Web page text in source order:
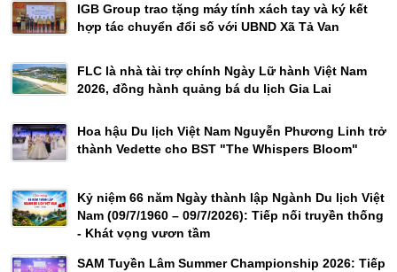
IGB Group trao tặng máy tính xách tay và ký kết
hợp tác chuyển đổi số với UBND Xã Tả Van
FLC là nhà tài trợ chính Ngày Lữ hành Việt Nam
2026, đồng hành quảng bá du lịch Gia Lai
Hoa hậu Du lịch Việt Nam Nguyễn Phương Linh trở
thành Vedette cho BST "The Whispers Bloom"
Kỷ niệm 66 năm Ngày thành lập Ngành Du lịch Việt
Nam (09/7/1960 – 09/7/2026): Tiếp nối truyền thống
- Khát vọng vươn tầm
SAM Tuyền Lâm Summer Championship 2026: Tiếp